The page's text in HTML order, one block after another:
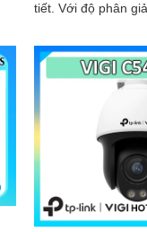
tiết. Với độ phân giải 2MP khả năng
ngoại ban đêm
mang đến hình